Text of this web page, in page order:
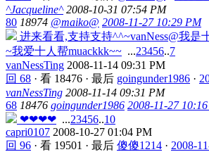
^Jacqueline^ 2008-10-31 07:54 PM
80 18974 @maiko@ 2008-11-27 10:29 PM
进来看看,支持支持^^~vanNess@我是
~我爱十人帮muackkk~~ ...23456..7
vanNessTing 2008-11-14 09:31 PM
回 68 · 看 18476 · 最后 goingunder1986 ·
vanNessTing 2008-11-14 09:31 PM
68 18476 goingunder1986 2008-11-27
❤❤❤❤ ...23456..10
capri0107 2008-10-27 01:04 PM
回 96 · 看 19501 · 最后 傻傻1214 · 2008-